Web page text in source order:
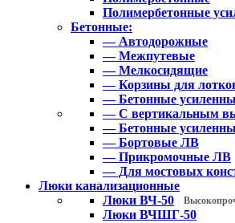
Полимербетонные
Бетонные:
— Автодорожные
— Межпутевые
— Мелкосидящие
— Корзины для
— Бетонные
— С вертикальным
— Бетонные
— Бортовые ЛВ
— Прикромочные ЛВ
— Для мостовых
Люки канализационные
Люки ВЧ-50
Люки ВЧШГ-50